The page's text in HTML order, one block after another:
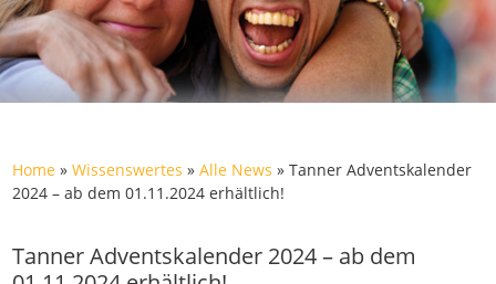
Home »Wissenswertes »Alle News »Tanner Adventskalender
2024 – ab dem 01.11.2024 erhältlich!
Tanner Adventskalender 2024 – ab dem